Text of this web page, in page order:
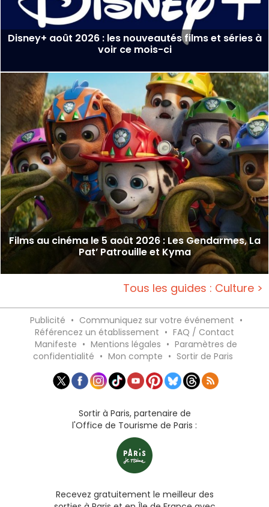
Disney+ août 2026 : les nouveautés films et séries à
voir ce mois-ci
Films au cinéma le 5 août 2026 : Les Gendarmes, La
Pat’ Patrouille et Kyma
Tous les guides : Culture >
Publicité • Communiquez sur votre événement •
Référencez un établissement • FAQ / Contact
Manifeste • Mentions légales • Paramètres de
confidentialité • Mon compte • Sortir de Paris
Sortir à Paris, partenaire de
l'Office de Tourisme de Paris :
Recevez gratuitement le meilleur des